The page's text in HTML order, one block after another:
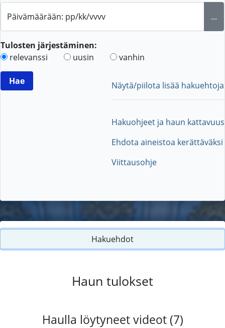
Päivämäärään: pp/kk/vvvv ...
Tulosten järjestäminen:
relevanssi
uusin vanhin
Näytä/piilota lisää hakuehtoja
Hakuohjeet ja haun kattavuus
Ehdota aineistoa kerättäväksi
Viittausohje
Hakuehdot
Haun tulokset
Haulla löytyneet videot (7)